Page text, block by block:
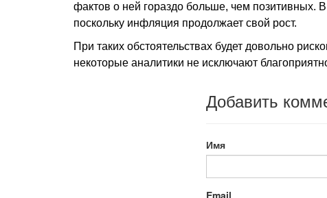
фактов о ней гораздо больше, чем позитивных.
поскольку инфляция продолжает свой рост.
При таких обстоятельствах будет довольно
некоторые аналитики не исключают
Добавить
Имя
Email